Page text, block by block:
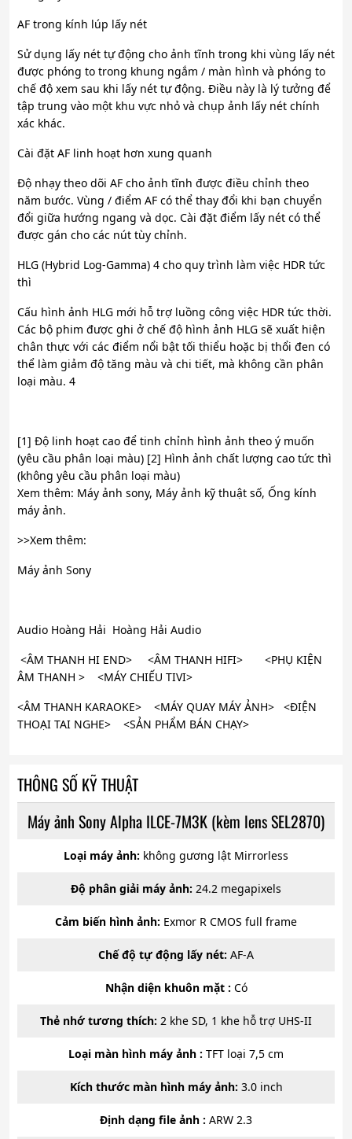
AF trong kính lúp lấy nét
Sử dụng lấy nét tự động cho ảnh tĩnh trong khi vùng lấy nét
được phóng to trong khung ngắm / màn hình và phóng to
chế độ xem sau khi lấy nét tự động. Điều này là lý tưởng để
tập trung vào một khu vực nhỏ và chụp ảnh lấy nét chính
xác khác.
Cài đặt AF linh hoạt hơn xung quanh
Độ nhạy theo dõi AF cho ảnh tĩnh được điều chỉnh theo
năm bước. Vùng / điểm AF có thể thay đổi khi bạn chuyển
đổi giữa hướng ngang và dọc. Cài đặt điểm lấy nét có thể
được gán cho các nút tùy chỉnh.
HLG (Hybrid Log-Gamma) 4 cho quy trình làm việc HDR tức
thì
Cấu hình ảnh HLG mới hỗ trợ luồng công việc HDR tức thời.
Các bộ phim được ghi ở chế độ hình ảnh HLG sẽ xuất hiện
chân thực với các điểm nổi bật tối thiểu hoặc bị thổi đen có
thể làm giảm độ tăng màu và chi tiết, mà không cần phân
loại màu. 4
[1] Độ linh hoạt cao để tinh chỉnh hình ảnh theo ý muốn
(yêu cầu phân loại màu) [2] Hình ảnh chất lượng cao tức thì
(không yêu cầu phân loại màu)
Xem thêm: Máy ảnh sony, Máy ảnh kỹ thuật số, Ống kính
máy ảnh.
>>Xem thêm:
Máy ảnh Sony
Audio Hoàng Hải Hoàng Hải Audio
<ÂM THANH HI END> <ÂM THANH HIFI> <PHỤ KIỆN
ÂM THANH > <MÁY CHIẾU TIVI>
<ÂM THANH KARAOKE> <MÁY QUAY MÁY ẢNH> <ĐIỆN
THOẠI TAI NGHE> <SẢN PHẨM BÁN CHẠY>
THÔNG SỐ KỸ THUẬT
Máy ảnh Sony Alpha ILCE-7M3K (kèm lens SEL2870)
Loại máy ảnh: không gương lật Mirrorless
Độ phân giải máy ảnh: 24.2 megapixels
Cảm biến hình ảnh: Exmor R CMOS full frame
Chế độ tự động lấy nét: AF-A
Nhận diện khuôn mặt : Có
Thẻ nhớ tương thích: 2 khe SD, 1 khe hỗ trợ UHS-II
Loại màn hình máy ảnh : TFT loại 7,5 cm
Kích thước màn hình máy ảnh: 3.0 inch
Định dạng file ảnh : ARW 2.3